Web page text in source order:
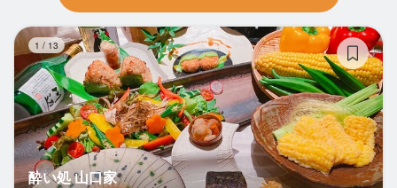
1 / 13
酔い処 山口家